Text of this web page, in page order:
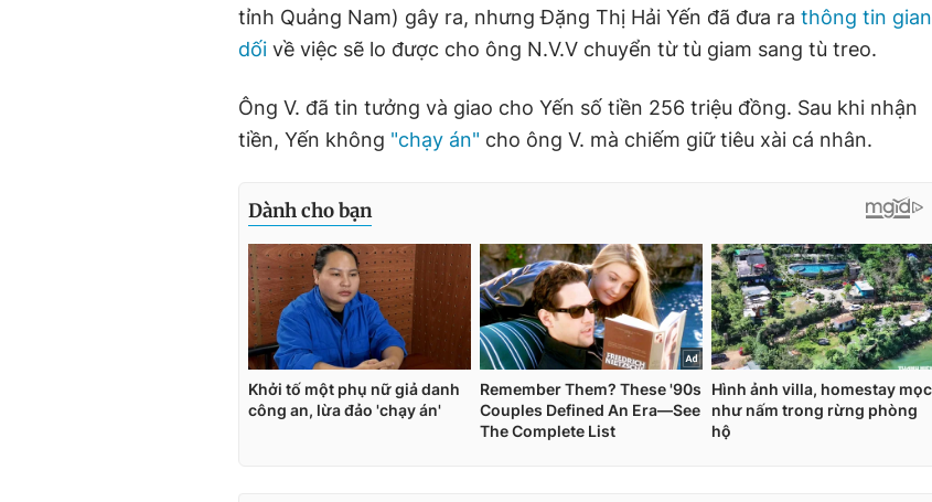
tỉnh Quảng Nam) gây ra, nhưng Đặng Thị Hải Yến đã đưa ra thông tin gian
dối về việc sẽ lo được cho ông N.V.V chuyển từ tù giam sang tù treo.
Ông V. đã tin tưởng và giao cho Yến số tiền 256 triệu đồng. Sau khi nhận
tiền, Yến không "chạy án" cho ông V. mà chiếm giữ tiêu xài cá nhân.